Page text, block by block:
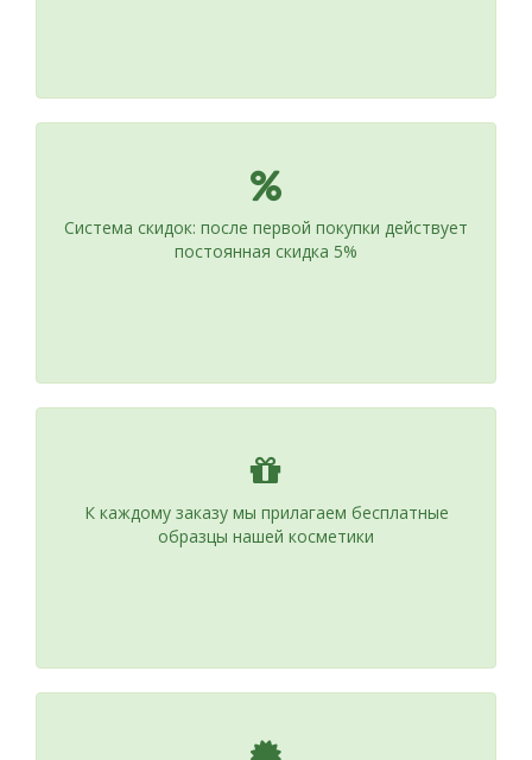
Система скидок: после первой покупки действует
постоянная скидка 5%
К каждому заказу мы прилагаем бесплатные
образцы нашей косметики